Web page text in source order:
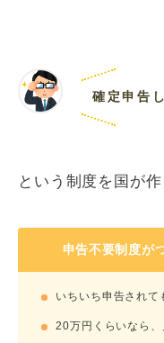
確定申告
という制度を国が
申告不要制度が
いちいち申告されて
20万円くらいなら